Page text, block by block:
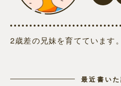
2歳差の兄妹を育てています。
最近書い